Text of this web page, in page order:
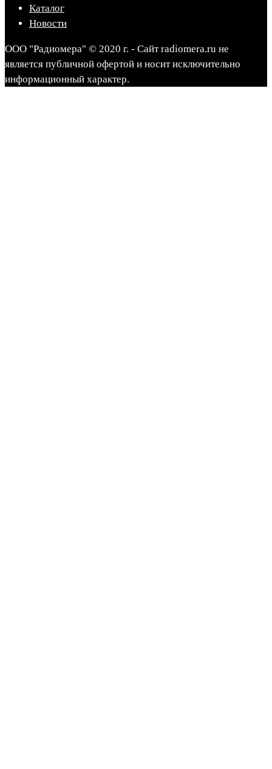
Каталог
Новости
ООО "Радиомера" © 2020 г. - Сайт radiomera.ru не
является публичной офертой и носит исключительно
информационный характер.